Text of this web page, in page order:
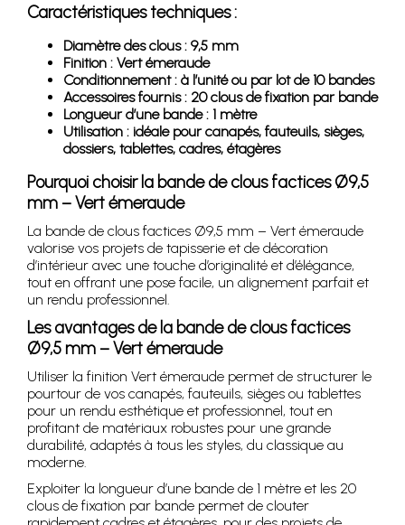
Caractéristiques techniques :
Diamètre des clous : 9,5 mm
Finition : Vert émeraude
Conditionnement : à l’unité ou par lot de 10 bandes
Accessoires fournis : 20 clous de fixation par bande
Longueur d’une bande : 1 mètre
Utilisation : idéale pour canapés, fauteuils, sièges,
dossiers, tablettes, cadres, étagères
Pourquoi choisir la bande de clous factices Ø9,5
mm – Vert émeraude
La bande de clous factices Ø9,5 mm – Vert émeraude
valorise vos projets de tapisserie et de décoration
d’intérieur avec une touche d’originalité et d’élégance,
tout en offrant une pose facile, un alignement parfait et
un rendu professionnel.
Les avantages de la bande de clous factices
Ø9,5 mm – Vert émeraude
Utiliser la finition Vert émeraude permet de structurer le
pourtour de vos canapés, fauteuils, sièges ou tablettes
pour un rendu esthétique et professionnel, tout en
profitant de matériaux robustes pour une grande
durabilité, adaptés à tous les styles, du classique au
moderne.
Exploiter la longueur d’une bande de 1 mètre et les 20
clous de fixation par bande permet de clouter